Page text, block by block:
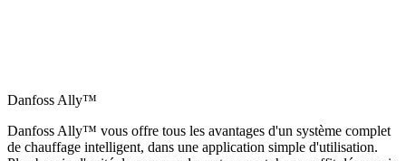
Danfoss Ally™
Danfoss Ally™ vous offre tous les avantages d'un système complet
de chauffage intelligent, dans une application simple d'utilisation.